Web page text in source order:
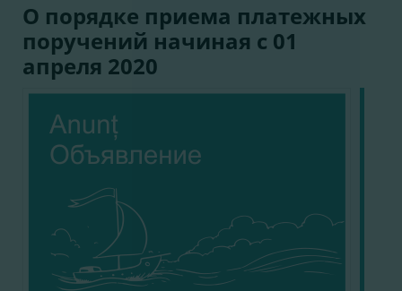
О порядке приема платежных
поручений начиная с 01
апреля 2020